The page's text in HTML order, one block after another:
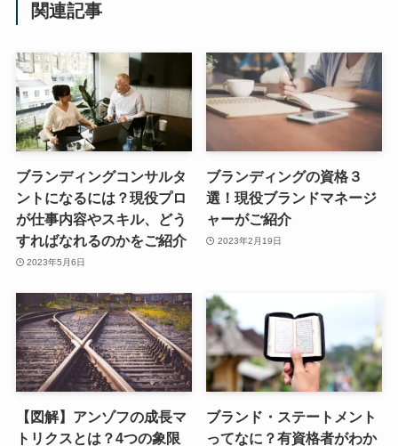
関連記事
ブランディングコンサルタ
ントになるには？現役プロ
が仕事内容やスキル、どう
すればなれるのかをご紹介
2023年5月6日
ブランディングの資格３
選！現役ブランドマネージ
ャーがご紹介
2023年2月19日
【図解】アンゾフの成長マ
トリクスとは？4つの象限
ブランド・ステートメント
ってなに？有資格者がわか